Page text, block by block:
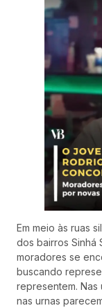
Em meio às ruas
dos bairros Sinhá
moradores se
buscando
representem.
nas urnas